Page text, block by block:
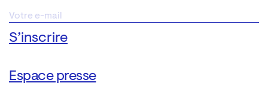
Espace presse